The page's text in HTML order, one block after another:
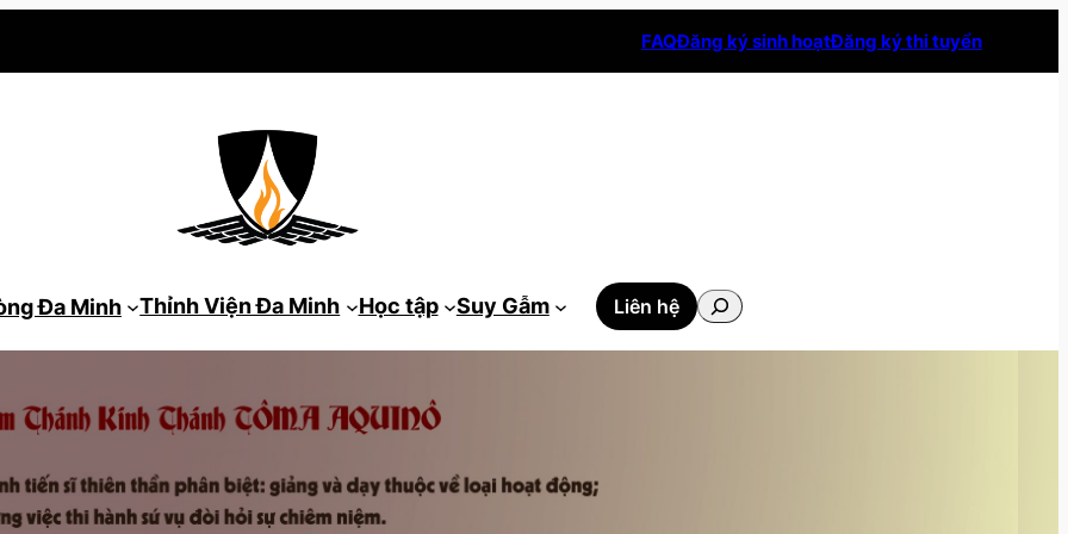
FAQĐăng ký sinh hoạtĐăng ký thi tuyển
Đa Minh Thỉnh Viện Đa Minh Học tập Suy Gẫm Liên hệ
Tìm
kiếm